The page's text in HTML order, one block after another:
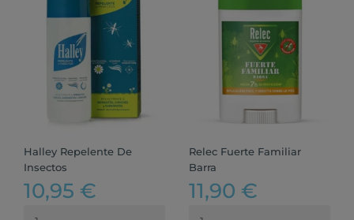
Halley Repelente De
Insectos
10,95 €
Relec Fuerte Familiar
Barra
11,90 €